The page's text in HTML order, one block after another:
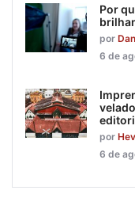
Por
por
6 de
por
6 de